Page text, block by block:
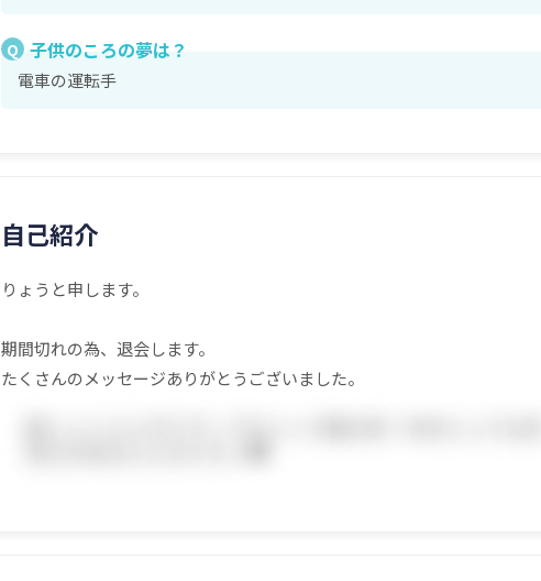
Q 子供のころの夢は？
電車の運転手
自己紹介
りょうと申します。
期間切れの為、退会します。
たくさんのメッセージありがとうございました。